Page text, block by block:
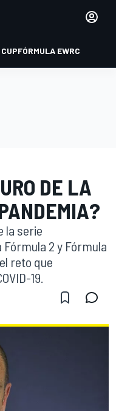
FÓRMULA EWRC
DE LA
la serie
2 y Fórmula
reto que
19.